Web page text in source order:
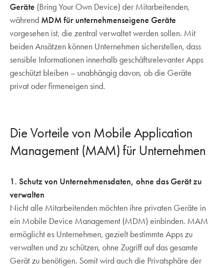
Geräte (Bring Your Own Device) der Mitarbeitenden,
während MDM für unternehmenseigene Geräte
vorgesehen ist, die zentral verwaltet werden sollen. Mit
beiden Ansätzen können Unternehmen sicherstellen, dass
sensible Informationen innerhalb geschäftsrelevanter Apps
geschützt bleiben – unabhängig davon, ob die Geräte
privat oder firmeneigen sind.
Die Vorteile von Mobile Application
Management (MAM) für Unternehmen
1. Schutz von Unternehmensdaten, ohne das Gerät zu
verwalten
Nicht alle Mitarbeitenden möchten ihre privaten Geräte in
ein Mobile Device Management (MDM) einbinden. MAM
ermöglicht es Unternehmen, gezielt bestimmte Apps zu
verwalten und zu schützen, ohne Zugriff auf das gesamte
Gerät zu benötigen. Somit wird auch die Privatsphäre der